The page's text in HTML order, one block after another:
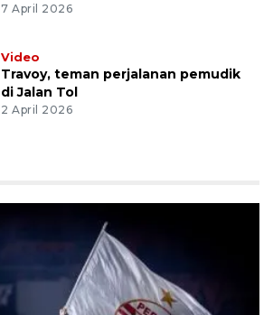
7 April 2026
Video
Travoy, teman perjalanan pemudik
di Jalan Tol
2 April 2026